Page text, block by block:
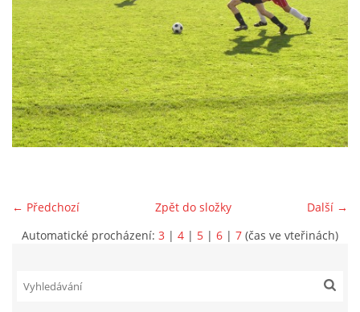
STARŠÍ DOROST
STARŠÍ ŽÁCI
MLADŠÍ ŽÁCI
STARŠÍ PŘÍPRAVKA R 2012 + 2013
← Předchozí Další →
Zpět do složky
Automatické procházení: 3 | 4 | 5 | 6 | 7 (čas ve vteřinách)